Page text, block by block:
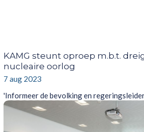
KAMG steunt oproep m.b.t.
nucleaire oorlog
7 aug 2023
'Informeer de bevolking en